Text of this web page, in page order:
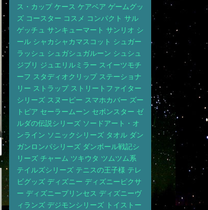
ス・カップ ケース ケアベア ゲームグッ
ズ コースター コスメ コンパクト サル
ゲッチュ サンキューマート サンリオ シ
ール シャカシャカマスコット シュガー
ラッシュ シュガシュガルーン シュシュ
ジブリ ジュエリルミラー スイーツモチ
ーフ スタディオクリップ ステーショナ
リー ストラップ ストリートファイター
シリーズ スヌーピー スマホカバー ズー
トピア セーラームーン セボンスター ゼ
ルダの伝説シリーズ ソードアート・オ
ンライン ソニックシリーズ タオル ダン
ガンロンパシリーズ ダンボール戦記シ
リーズ チャーム ツキウタ ツムツム系
テイルズシリーズ テニスの王子様 テレ
ビグッズ ディズニー ディズニーピクサ
ー ディズニープリンセス ディズニーヴ
ィランズ デジモンシリーズ トイストー